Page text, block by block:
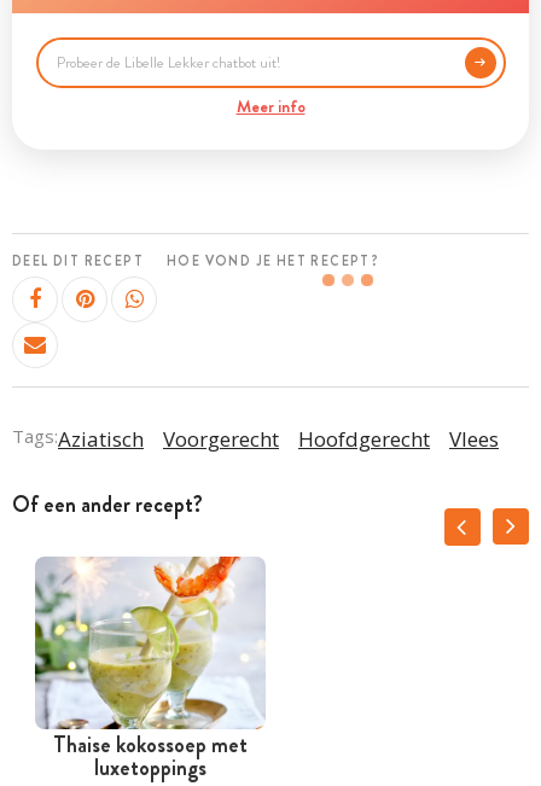
Meer info
DEEL DIT RECEPT HOE VOND JE HET RECEPT?
Tags:Aziatisch Voorgerecht Hoofdgerecht Vlees
Of een ander recept?
Thaise kokossoep met
luxetoppings